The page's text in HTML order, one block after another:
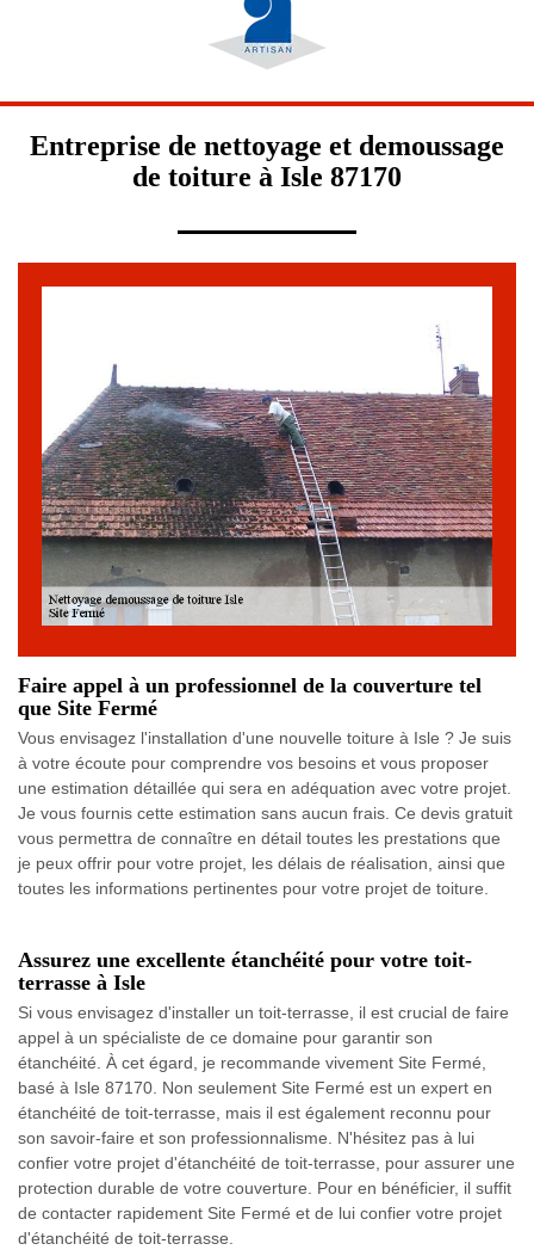
Entreprise de nettoyage et demoussage
de toiture à Isle 87170
Faire appel à un professionnel de la couverture tel
que Site Fermé
Vous envisagez l'installation d'une nouvelle toiture à Isle ? Je suis
à votre écoute pour comprendre vos besoins et vous proposer
une estimation détaillée qui sera en adéquation avec votre projet.
Je vous fournis cette estimation sans aucun frais. Ce devis gratuit
vous permettra de connaître en détail toutes les prestations que
je peux offrir pour votre projet, les délais de réalisation, ainsi que
toutes les informations pertinentes pour votre projet de toiture.
Assurez une excellente étanchéité pour votre toit-
terrasse à Isle
Si vous envisagez d'installer un toit-terrasse, il est crucial de faire
appel à un spécialiste de ce domaine pour garantir son
étanchéité. À cet égard, je recommande vivement Site Fermé,
basé à Isle 87170. Non seulement Site Fermé est un expert en
étanchéité de toit-terrasse, mais il est également reconnu pour
son savoir-faire et son professionnalisme. N'hésitez pas à lui
confier votre projet d'étanchéité de toit-terrasse, pour assurer une
protection durable de votre couverture. Pour en bénéficier, il suffit
de contacter rapidement Site Fermé et de lui confier votre projet
d'étanchéité de toit-terrasse.